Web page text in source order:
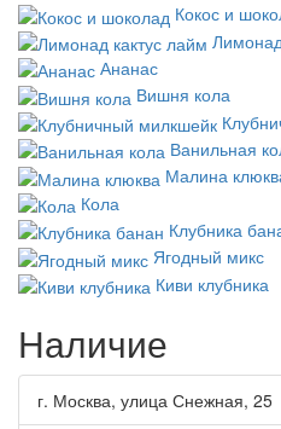
Кокос и
Ананас
Вишня кола
Ванильная
Малина
Кола
Клубника
Ягодный микс
Киви клубника
Наличие
г. Москва, улица Снежная, 25